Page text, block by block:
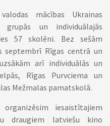
mācības Ukrainas
grupās un individuālajās
57 skolēni. Bez sešām
septembrī Rīgas centrā un
arī individuālās un
Rīgas Purvciema un
Mežmalas pamatskolā.
organizēsim iesaistītajiem
draugiem latviešu kino